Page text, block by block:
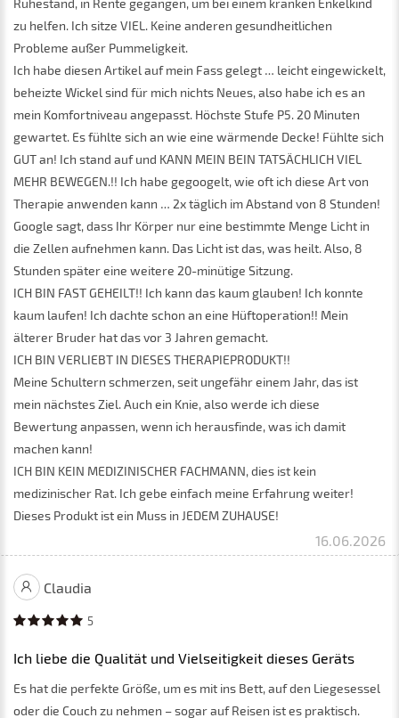
zu helfen. Ich sitze VIEL. Keine anderen gesundheitlichen
Probleme außer Pummeligkeit.
Ich habe diesen Artikel auf mein Fass gelegt … leicht eingewickelt,
beheizte Wickel sind für mich nichts Neues, also habe ich es an
mein Komfortniveau angepasst. Höchste Stufe P5. 20 Minuten
gewartet. Es fühlte sich an wie eine wärmende Decke! Fühlte sich
GUT an! Ich stand auf und KANN MEIN BEIN TATSÄCHLICH VIEL
MEHR BEWEGEN.!! Ich habe gegoogelt, wie oft ich diese Art von
Therapie anwenden kann … 2x täglich im Abstand von 8 Stunden!
Google sagt, dass Ihr Körper nur eine bestimmte Menge Licht in
die Zellen aufnehmen kann. Das Licht ist das, was heilt. Also, 8
Stunden später eine weitere 20-minütige Sitzung.
ICH BIN FAST GEHEILT!! Ich kann das kaum glauben! Ich konnte
kaum laufen! Ich dachte schon an eine Hüftoperation!! Mein
älterer Bruder hat das vor 3 Jahren gemacht.
ICH BIN VERLIEBT IN DIESES THERAPIEPRODUKT!!
Meine Schultern schmerzen, seit ungefähr einem Jahr, das ist
mein nächstes Ziel. Auch ein Knie, also werde ich diese
Bewertung anpassen, wenn ich herausfinde, was ich damit
machen kann!
ICH BIN KEIN MEDIZINISCHER FACHMANN, dies ist kein
medizinischer Rat. Ich gebe einfach meine Erfahrung weiter!
Dieses Produkt ist ein Muss in JEDEM ZUHAUSE!
16.06.2026
Claudia
5
Ich liebe die Qualität und Vielseitigkeit dieses Geräts
Es hat die perfekte Größe, um es mit ins Bett, auf den Liegesessel
oder die Couch zu nehmen – sogar auf Reisen ist es praktisch.